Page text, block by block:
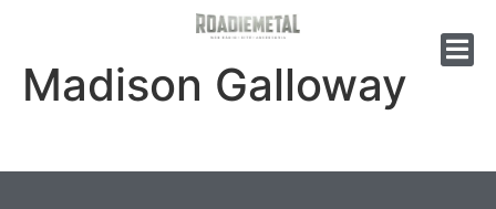
Madison Galloway